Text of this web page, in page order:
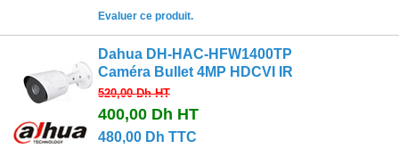
Evaluer ce produit.
Dahua DH-HAC-HFW1400TP
Caméra Bullet 4MP HDCVI IR
520,00 DhHT
400,00 Dh HT
480,00 Dh TTC